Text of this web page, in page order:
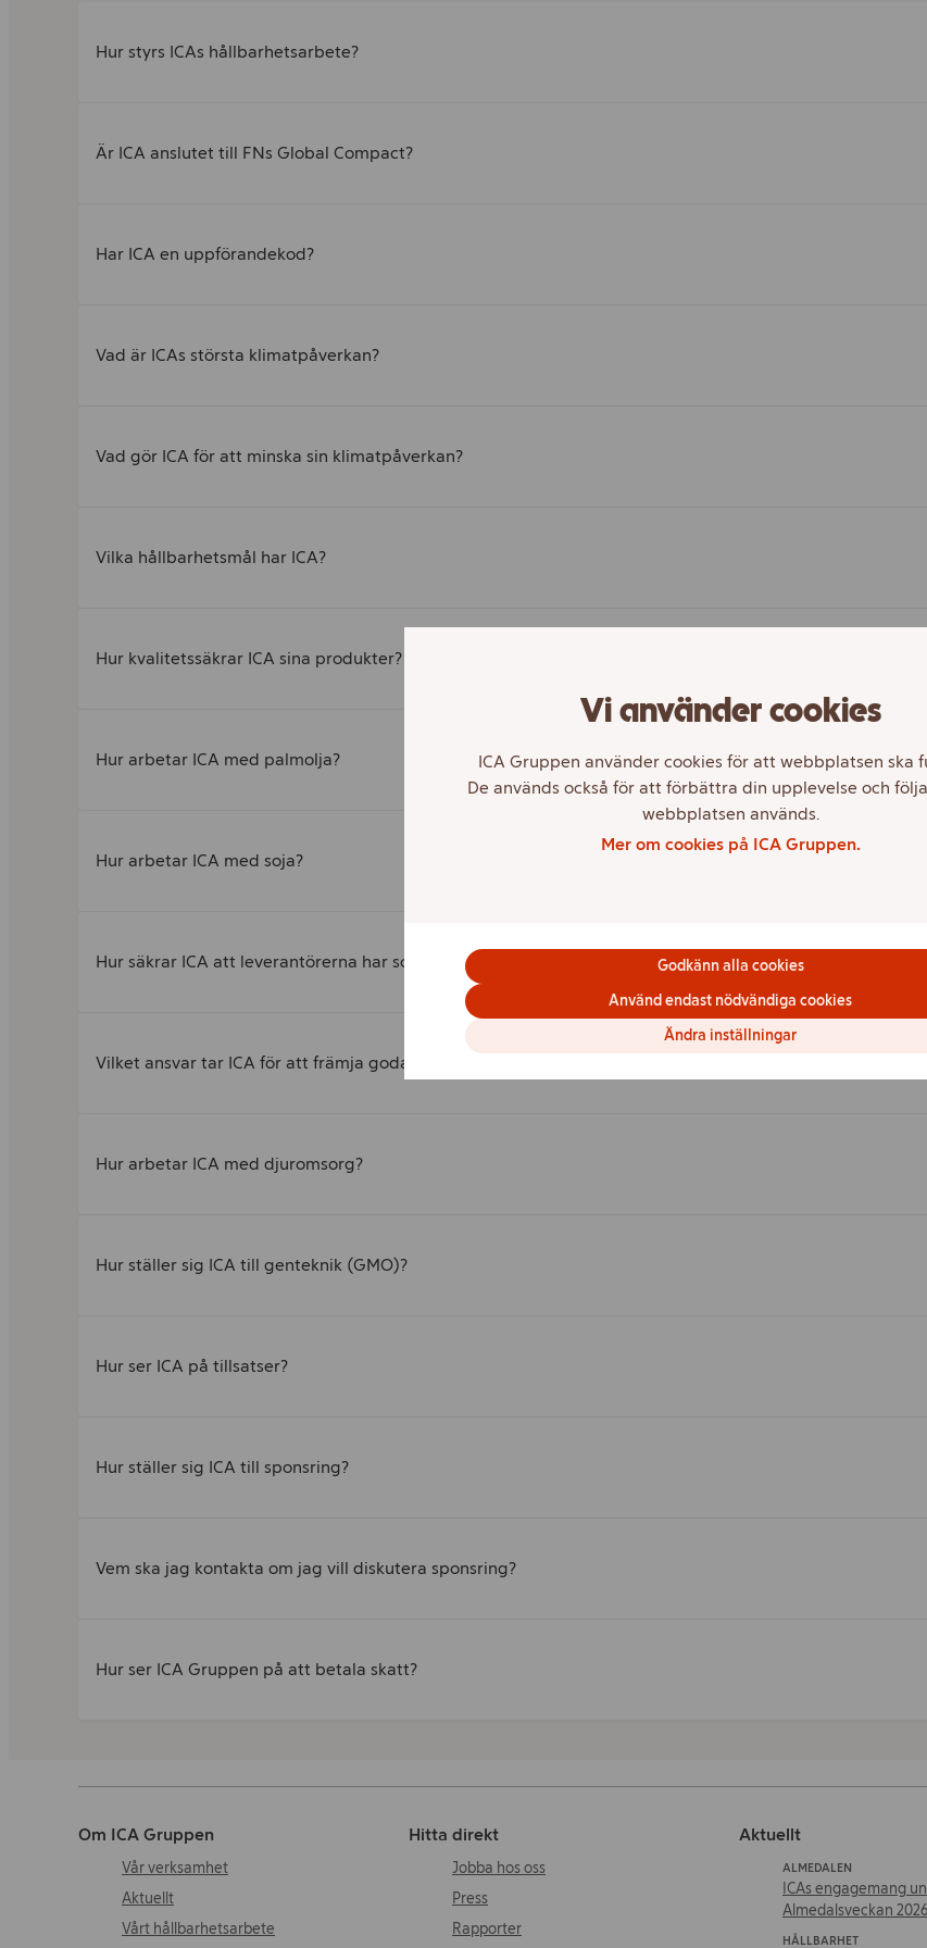
Hur styrs ICAs hållbarhetsarbete?
Är ICA anslutet till FNs Global Compact?
Har ICA en uppförandekod?
Vad är ICAs största klimatpåverkan?
Vad gör ICA för att minska sin klimatpåverkan?
Vilka hållbarhetsmål har ICA?
Hur kvalitetssäkrar ICA sina produkter?
Hur arbetar ICA med palmolja?
Hur arbetar ICA med soja?
Hur säkrar ICA att leverantörerna har schyssta arbetsvillkor?
Vilket ansvar tar ICA för att främja goda matvanor?
Hur arbetar ICA med djuromsorg?
Hur ställer sig ICA till genteknik (GMO)?
Hur ser ICA på tillsatser?
Hur ställer sig ICA till sponsring?
Vem ska jag kontakta om jag vill diskutera sponsring?
Hur ser ICA Gruppen på att betala skatt?
Om ICA Gruppen
Vår verksamhet
Aktuellt
Vårt hållbarhetsarbete
Hitta direkt
Jobba hos oss
Press
Rapporter
Aktuellt
ALMEDALEN
ICAs engagemang
Almedalsveckan 2026
HÅLLBARHET
Vi använder cookies
ICA Gruppen använder cookies för att webbplatsen ska
De används också för att förbättra din upplevelse och
webbplatsen används.
Mer om cookies på ICA Gruppen.
Godkänn alla cookies
Använd endast nödvändiga cookies
Ändra inställningar